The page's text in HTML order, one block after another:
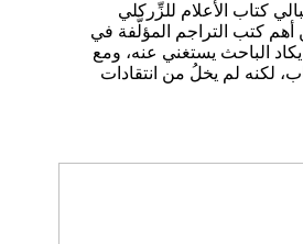
كتاب الأعلام للزِّركلي
من أهم كتب التراجم المؤلَّفة في
يكاد الباحث يستغني عنه، ومع
لكنه لم يخلُ من انتقادات